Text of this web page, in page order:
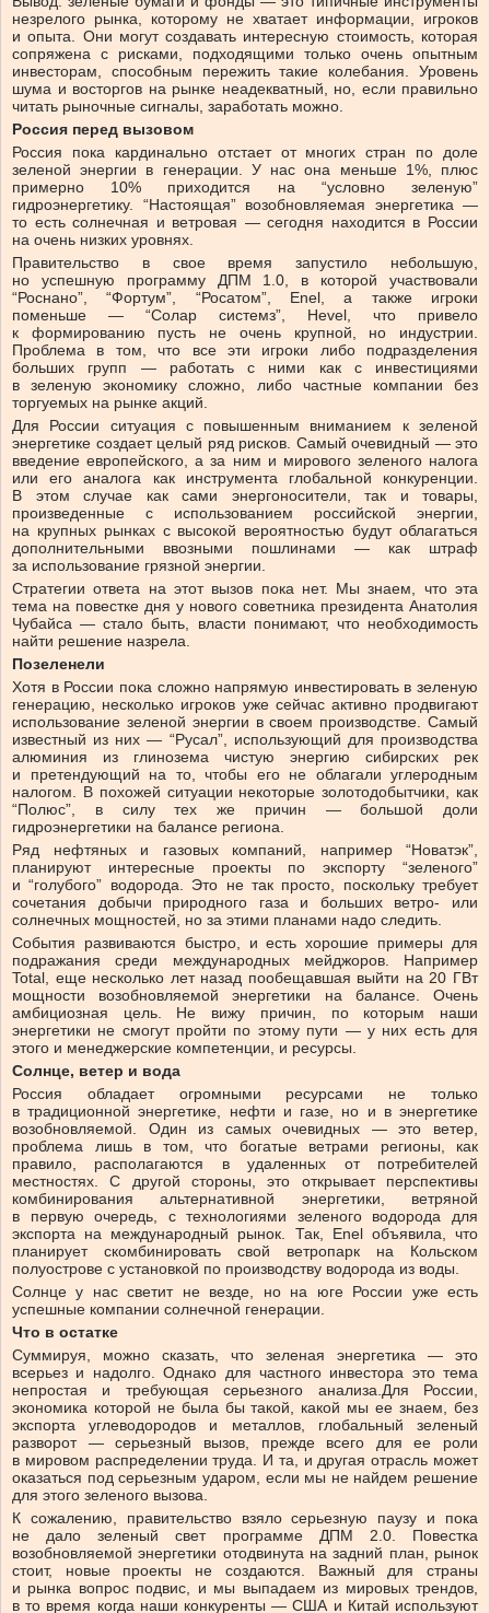
незрелого рынка, которому не хватает информации, игроков
и опыта. Они могут создавать интересную стоимость, которая
сопряжена с рисками, подходящими только очень опытным
инвесторам, способным пережить такие колебания. Уровень
шума и восторгов на рынке неадекватный, но, если правильно
читать рыночные сигналы, заработать можно.
Россия перед вызовом
Россия пока кардинально отстает от многих стран по доле
зеленой энергии в генерации. У нас она меньше 1%, плюс
примерно 10% приходится на “условно зеленую”
гидроэнергетику. “Настоящая” возобновляемая энергетика —
то есть солнечная и ветровая — сегодня находится в России
на очень низких уровнях.
Правительство в свое время запустило небольшую,
но успешную программу ДПМ 1.0, в которой участвовали
“Роснано”, “Фортум”, “Росатом”, Enel, а также игроки
поменьше — “Солар системз”, Hevel, что привело
к формированию пусть не очень крупной, но индустрии.
Проблема в том, что все эти игроки либо подразделения
больших групп — работать с ними как с инвестициями
в зеленую экономику сложно, либо частные компании без
торгуемых на рынке акций.
Для России ситуация с повышенным вниманием к зеленой
энергетике создает целый ряд рисков. Самый очевидный — это
введение европейского, а за ним и мирового зеленого налога
или его аналога как инструмента глобальной конкуренции.
В этом случае как сами энергоносители, так и товары,
произведенные с использованием российской энергии,
на крупных рынках с высокой вероятностью будут облагаться
дополнительными ввозными пошлинами — как штраф
за использование грязной энергии.
Стратегии ответа на этот вызов пока нет. Мы знаем, что эта
тема на повестке дня у нового советника президента Анатолия
Чубайса — стало быть, власти понимают, что необходимость
найти решение назрела.
Позеленели
Хотя в России пока сложно напрямую инвестировать в зеленую
генерацию, несколько игроков уже сейчас активно продвигают
использование зеленой энергии в своем производстве. Самый
известный из них — “Русал”, использующий для производства
алюминия из глинозема чистую энергию сибирских рек
и претендующий на то, чтобы его не облагали углеродным
налогом. В похожей ситуации некоторые золотодобытчики, как
“Полюс”, в силу тех же причин — большой доли
гидроэнергетики на балансе региона.
Ряд нефтяных и газовых компаний, например “Новатэк”,
планируют интересные проекты по экспорту “зеленого”
и “голубого” водорода. Это не так просто, поскольку требует
сочетания добычи природного газа и больших ветро- или
солнечных мощностей, но за этими планами надо следить.
События развиваются быстро, и есть хорошие примеры для
подражания среди международных мейджоров. Например
Total, еще несколько лет назад пообещавшая выйти на 20 ГВт
мощности возобновляемой энергетики на балансе. Очень
амбициозная цель. Не вижу причин, по которым наши
энергетики не смогут пройти по этому пути — у них есть для
этого и менеджерские компетенции, и ресурсы.
Солнце, ветер и вода
Россия обладает огромными ресурсами не только
в традиционной энергетике, нефти и газе, но и в энергетике
возобновляемой. Один из самых очевидных — это ветер,
проблема лишь в том, что богатые ветрами регионы, как
правило, располагаются в удаленных от потребителей
местностях. С другой стороны, это открывает перспективы
комбинирования альтернативной энергетики, ветряной
в первую очередь, с технологиями зеленого водорода для
экспорта на международный рынок. Так, Enel объявила, что
планирует скомбинировать свой ветропарк на Кольском
полуострове с установкой по производству водорода из воды.
Солнце у нас светит не везде, но на юге России уже есть
успешные компании солнечной генерации.
Что в остатке
Суммируя, можно сказать, что зеленая энергетика — это
всерьез и надолго. Однако для частного инвестора это тема
непростая и требующая серьезного анализа.Для России,
экономика которой не была бы такой, какой мы ее знаем, без
экспорта углеводородов и металлов, глобальный зеленый
разворот — серьезный вызов, прежде всего для ее роли
в мировом распределении труда. И та, и другая отрасль может
оказаться под серьезным ударом, если мы не найдем решение
для этого зеленого вызова.
К сожалению, правительство взяло серьезную паузу и пока
не дало зеленый свет программе ДПМ 2.0. Повестка
возобновляемой энергетики отодвинута на задний план, рынок
стоит, новые проекты не создаются. Важный для страны
и рынка вопрос подвис, и мы выпадаем из мировых трендов,
в то время когда наши конкуренты — США и Китай используют